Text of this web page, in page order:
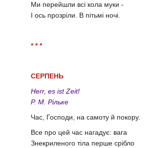
Ми перейшли всі кола муки -
І ось прозріли. В пітьмі ночі.
* * *
СЕРПЕНЬ
Herr, es ist Zeit!
Р. М. Рільке
Час, Господи, на самоту й покору.
Все про цей час нагадує: вага
Знекриленого тіла перше срібло